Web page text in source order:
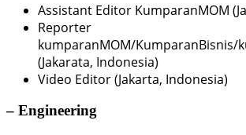
Assistant Editor KumparanMOM
Reporter
kumparanMOM/KumparanBisnis/
(Jakarata, Indonesia)
Video Editor (Jakarta, Indonesia)
– Engineering